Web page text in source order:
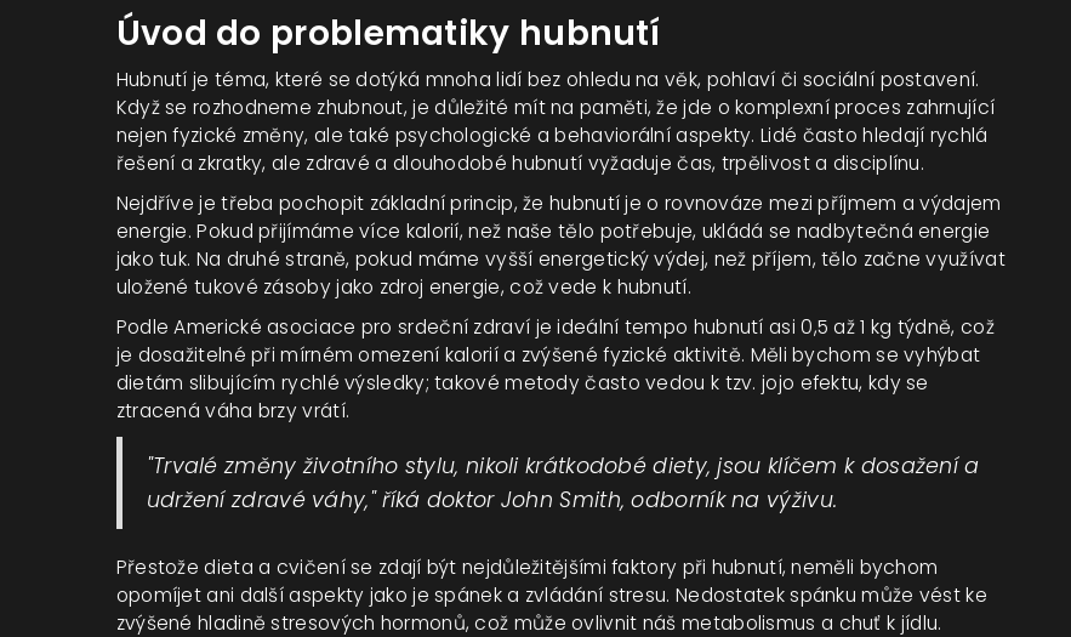
Úvod do problematiky hubnutí
Hubnutí je téma, které se dotýká mnoha lidí bez ohledu na věk, pohlaví či sociální postavení.
Když se rozhodneme zhubnout, je důležité mít na paměti, že jde o komplexní proces zahrnující
nejen fyzické změny, ale také psychologické a behaviorální aspekty. Lidé často hledají rychlá
řešení a zkratky, ale zdravé a dlouhodobé hubnutí vyžaduje čas, trpělivost a disciplínu.
Nejdříve je třeba pochopit základní princip, že hubnutí je o rovnováze mezi příjmem a výdajem
energie. Pokud přijímáme více kalorií, než naše tělo potřebuje, ukládá se nadbytečná energie
jako tuk. Na druhé straně, pokud máme vyšší energetický výdej, než příjem, tělo začne využívat
uložené tukové zásoby jako zdroj energie, což vede k hubnutí.
Podle Americké asociace pro srdeční zdraví je ideální tempo hubnutí asi 0,5 až 1 kg týdně, což
je dosažitelné při mírném omezení kalorií a zvýšené fyzické aktivitě. Měli bychom se vyhýbat
dietám slibujícím rychlé výsledky; takové metody často vedou k tzv. jojo efektu, kdy se
ztracená váha brzy vrátí.
"Trvalé změny životního stylu, nikoli krátkodobé diety, jsou klíčem k dosažení a
udržení zdravé váhy," říká doktor John Smith, odborník na výživu.
Přestože dieta a cvičení se zdají být nejdůležitějšími faktory při hubnutí, neměli bychom
opomíjet ani další aspekty jako je spánek a zvládání stresu. Nedostatek spánku může vést ke
zvýšené hladině stresových hormonů, což může ovlivnit náš metabolismus a chuť k jídlu.